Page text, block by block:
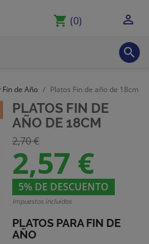
shopping_cart (0) 

Fin de Año Platos Fin de año de 18cm
PLATOS FIN DE
AÑO DE 18CM
2,70 €
2,57 €
5% DE DESCUENTO
Impuestos incluidos
PLATOS PARA FIN DE
AÑO